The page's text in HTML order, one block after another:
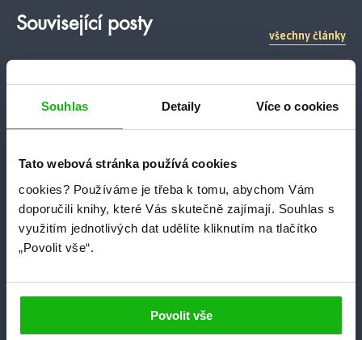
Souhlas Detaily Více o cookies
Tato webová stránka používá cookies
cookies? Používáme je třeba k tomu, abychom Vám
doporučili knihy, které Vás skutečně zajímají. Souhlas s
využitím jednotlivých dat udělíte kliknutím na tlačítko
„Povolit vše“.
Povolit vše
Související posty
všechny články
6. 12. 2025
VLOG #HumbookFest2025